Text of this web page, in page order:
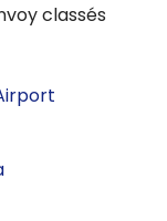
classés